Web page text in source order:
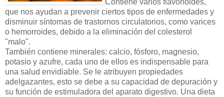
Contiene varios flavonoides,
que nos ayudan a prevenir ciertos tipos de enfermedades y
disminuir síntomas de trastornos circulatorios, como varices
o hemorroides, debido a la eliminación del colesterol
"malo".
También contiene minerales: calcio, fósforo, magnesio,
potasio y azufre, cada uno de ellos es indispensable para
una salud envidiable. Se le atribuyen propiedades
adelgazantes, esto se debe a su capacidad de depuración y
su función de estimuladora del aparato digestivo. Una dieta